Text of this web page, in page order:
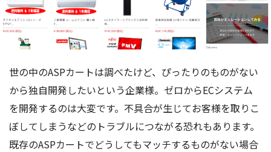
世の中のASPカートは調べたけど、ぴったりのものがない
から独自開発したいという企業様。ゼロからECシステム
を開発するのは大変です。不具合が生じてお客様を取りこ
ぼしてしまうなどのトラブルにつながる恐れもあります。
既存のASPカートでどうしてもマッチするものがない場合